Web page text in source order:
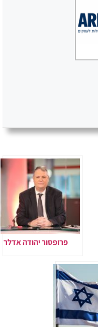
פרופסור יהודה אדלר